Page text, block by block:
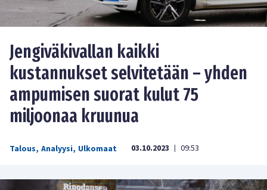
Jengiväkivallan kaikki
kustannukset selvitetään – yhden
ampumisen suorat kulut 75
miljoonaa kruunua
Talous, Analyysi, Ulkomaat 03.10.2023 | 09:53